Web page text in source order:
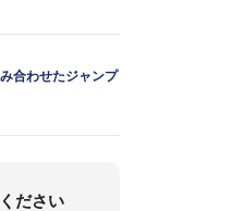
合わせたジャンプ
ださい